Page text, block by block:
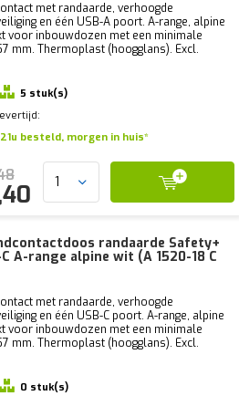
met randaarde, verhoogde
en één USB-A poort. A-range, alpine
voor inbouwdozen met een minimale
mm. Thermoplast (hoogglans). Excl.
5 stuk(s)
besteld, morgen in huis*
randaarde Safety+
A-range alpine wit (A 1520-18 C
met randaarde, verhoogde
en één USB-C poort. A-range, alpine
voor inbouwdozen met een minimale
mm. Thermoplast (hoogglans). Excl.
0 stuk(s)